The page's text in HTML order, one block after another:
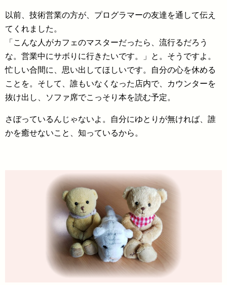
以前、技術営業の方が、プログラマーの友達を通して伝え
てくれました。
「こんな人がカフェのマスターだったら、流行るだろう
な。営業中にサボりに行きたいです。」と。そうですよ。
忙しい合間に、思い出してほしいです。自分の心を休める
ことを。そして、誰もいなくなった店内で、カウンターを
抜け出し、ソファ席でこっそり本を読む予定。
さぼっているんじゃないよ。自分にゆとりが無ければ、誰
かを癒せないこと、知っているから。